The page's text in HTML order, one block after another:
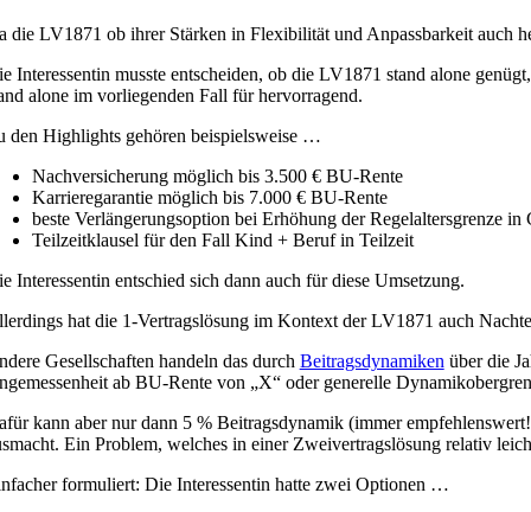
die LV1871 ob ihrer Stärken in Flexibilität und Anpassbarkeit auch
Interessentin musste entscheiden, ob die LV1871 stand alone
alone im vorliegenden Fall für hervorragend.
den Highlights gehören beispielsweise …
Nachversicherung möglich bis 3.500 € BU-Rente
Karrieregarantie möglich bis 7.000 € BU-Rente
beste Verlängerungsoption bei Erhöhung der Regelaltersgrenze
Teilzeitklausel für den Fall Kind + Beruf in Teilzeit
Interessentin entschied sich dann auch für diese Umsetzung.
hat die 1-Vertragslösung im Kontext der LV1871 auch
Gesellschaften handeln das durch Beitragsdynamiken über die
ab BU-Rente von „X“ oder generelle
kann aber nur dann 5 % Beitragsdynamik (immer
Ein Problem, welches in einer Zweivertragslösung relativ
formuliert: Die Interessentin hatte zwei Optionen …